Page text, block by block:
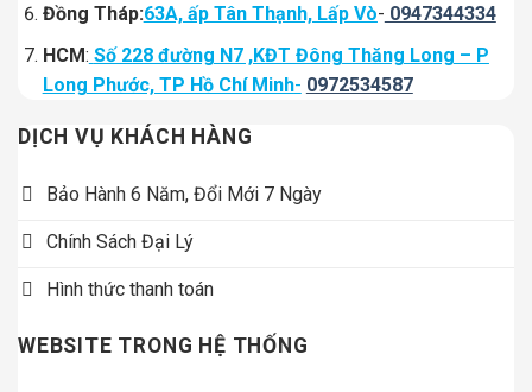
Đồng Tháp:63A, ấp Tân Thạnh, Lấp Vò- 0947344334
HCM: Số 228 đường N7 ,KĐT Đông Thăng Long – P
Long Phước, TP Hồ Chí Minh- 0972534587
DỊCH VỤ KHÁCH HÀNG
Bảo Hành 6 Năm, Đổi Mới 7 Ngày
Chính Sách Đại Lý
Hình thức thanh toán
WEBSITE TRONG HỆ THỐNG